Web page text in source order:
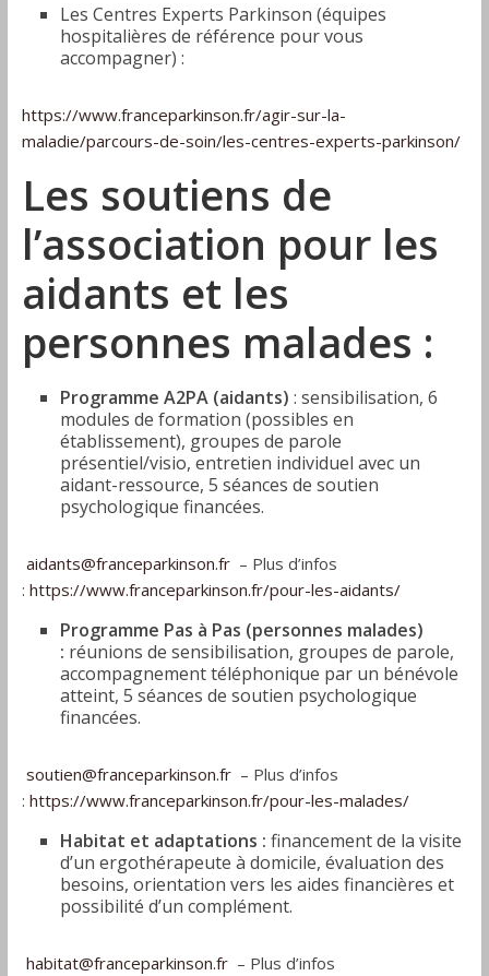
Les Centres Experts Parkinson (équipes
hospitalières de référence pour vous
accompagner) :
https://www.franceparkinson.fr/agir-sur-la-
maladie/parcours-de-soin/les-centres-experts-parkinson/
Les soutiens de
l’association pour les
aidants et les
personnes malades :
Programme A2PA (aidants) : sensibilisation, 6
modules de formation (possibles en
établissement), groupes de parole
présentiel/visio, entretien individuel avec un
aidant-ressource, 5 séances de soutien
psychologique financées.
aidants@franceparkinson.fr– Plus d’infos
: https://www.franceparkinson.fr/pour-les-aidants/
Programme Pas à Pas (personnes malades)
: réunions de sensibilisation, groupes de parole,
accompagnement téléphonique par un bénévole
atteint, 5 séances de soutien psychologique
financées.
soutien@franceparkinson.fr– Plus d’infos
: https://www.franceparkinson.fr/pour-les-malades/
Habitat et adaptations : financement de la visite
d’un ergothérapeute à domicile, évaluation des
besoins, orientation vers les aides financières et
possibilité d’un complément.
habitat@franceparkinson.fr– Plus d’infos